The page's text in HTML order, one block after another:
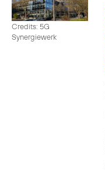
Credits: 5G
Synergiewerk